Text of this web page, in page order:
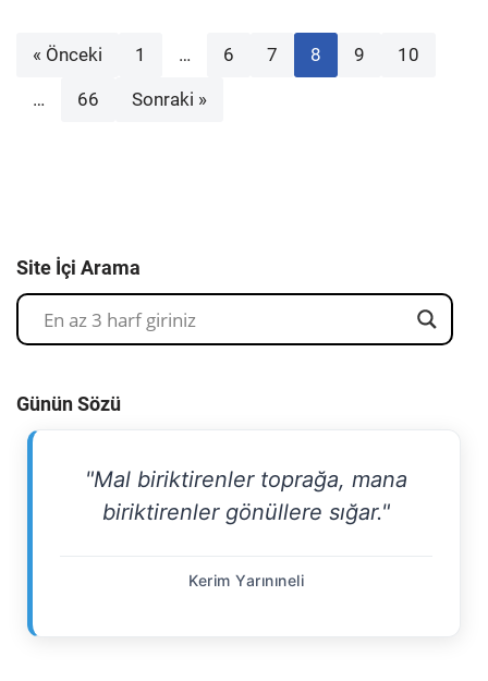
« Önceki 1 … 6 7 8 9 10
… 66 Sonraki »
Site İçi Arama
Günün Sözü
"Mal biriktirenler toprağa, mana
biriktirenler gönüllere sığar."
Kerim Yarınıneli